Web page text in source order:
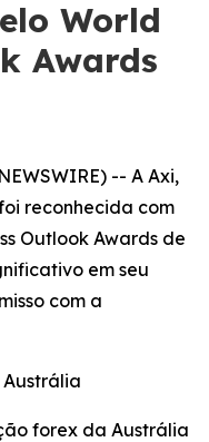
World
Awards
-- A Axi,
reconhecida com
Outlook Awards de
em seu
com a
forex da Austrália